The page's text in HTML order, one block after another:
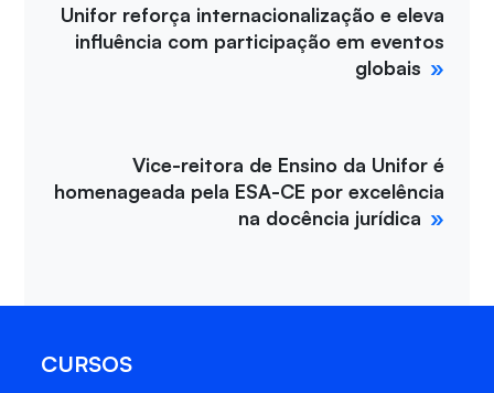
Unifor reforça internacionalização e eleva
influência com participação em eventos
globais
Vice-reitora de Ensino da Unifor é
homenageada pela ESA-CE por excelência
na docência jurídica
CURSOS